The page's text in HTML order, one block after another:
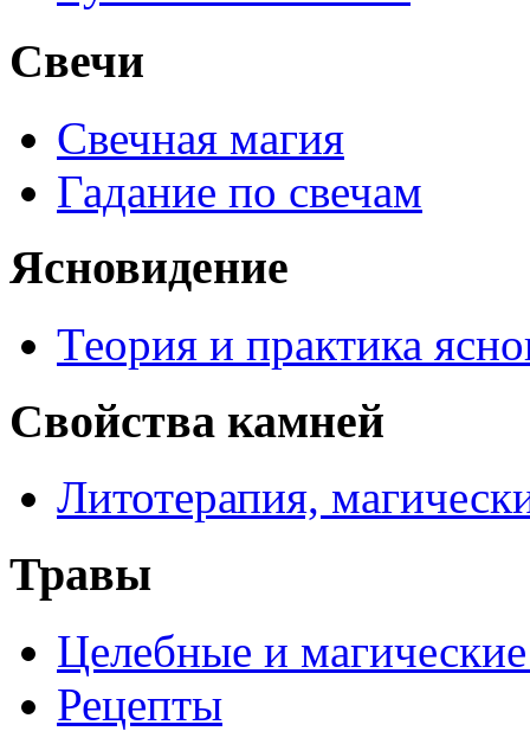
Свечи
Свечная магия
Гадание по свечам
Ясновидение
Теория и практика
Свойства камней
Литотерапия,
Травы
Целебные и магические
Рецепты